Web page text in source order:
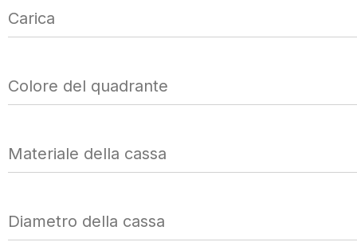
Carica
Colore del quadrante
Materiale della cassa
Diametro della cassa